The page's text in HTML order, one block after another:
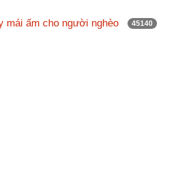
mái ấm cho người nghèo 45140